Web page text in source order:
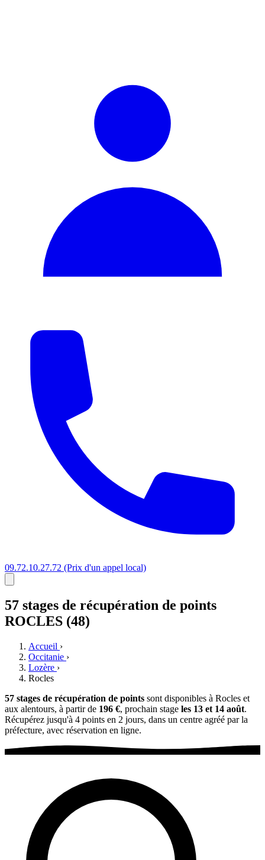
09.72.10.27.72 (Prix d'un appel local)
57 stages de récupération de points
ROCLES (48)
Accueil ›
Occitanie ›
Lozère ›
Rocles
57 stages de récupération de points sont disponibles à Rocles et
aux alentours, à partir de 196 €, prochain stage les 13 et 14 août.
Récupérez jusqu'à 4 points en 2 jours, dans un centre agréé par la
préfecture, avec réservation en ligne.